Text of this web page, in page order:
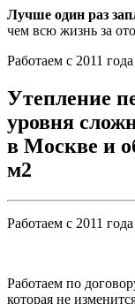
Лучше один раз
чем всю жизнь за
Работаем с 2011 года
Утепление
уровня
в Москве и
м2
Работаем с 2011 года
Работаем по
которая не